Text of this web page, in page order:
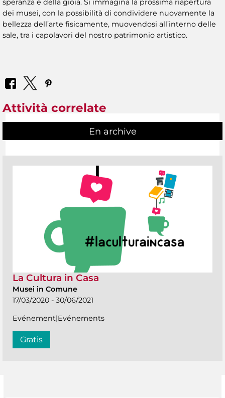
speranza e della gioia. Si immagina la prossima riapertura
dei musei, con la possibilità di condividere nuovamente la
bellezza dell’arte fisicamente, muovendosi all’interno delle
sale, tra i capolavori del nostro patrimonio artistico.
Attività correlate
En archive
La Cultura in Casa
Musei in Comune
17/03/2020 - 30/06/2021
Evénement|Evénements
Gratis